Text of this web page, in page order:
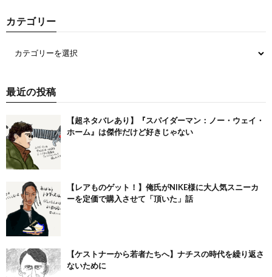
カテゴリー
最近の投稿
【超ネタバレあり】『スパイダーマン：ノー・ウェイ・
ホーム』は傑作だけど好きじゃない
【レアものゲット！】俺氏がNIKE様に大人気スニーカ
ーを定価で購入させて「頂いた」話
【ケストナーから若者たちへ】ナチスの時代を繰り返さ
ないために